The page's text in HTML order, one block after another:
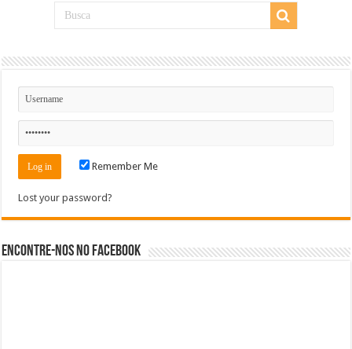
Remember Me
Lost your password?
Encontre-nos no Facebook